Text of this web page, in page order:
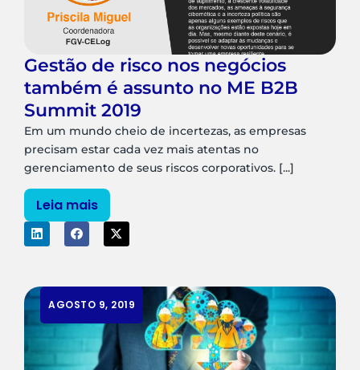
Gestão de risco nos negócios
também é assunto no ME B2B
Summit 2019
Em um mundo cheio de incertezas, as empresas
precisam estar cada vez mais atentas no
gerenciamento de seus riscos corporativos. [...]
Leia mais
AGOSTO 9, 2019